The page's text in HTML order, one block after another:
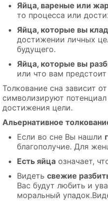
Яйца, вареные или
то процесса или
Яйца, которые вы
достижении личных
будущего.
Яйца, которые вы
или что вам
Толкование сна зависит
символизируют
достижения цели.
Альернативное
Если во сне Вы нашли
благополучие. Для
Есть яйца означает,
Видеть свежие
Вас будут любить и
моральный